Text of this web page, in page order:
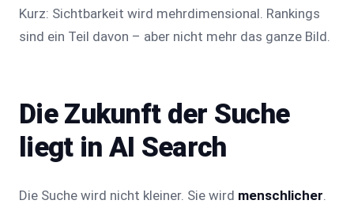
Kurz: Sichtbarkeit wird mehrdimensional. Rankings
sind ein Teil davon – aber nicht mehr das ganze Bild.
Die Zukunft der Suche
liegt in AI Search
Die Suche wird nicht kleiner. Sie wird menschlicher